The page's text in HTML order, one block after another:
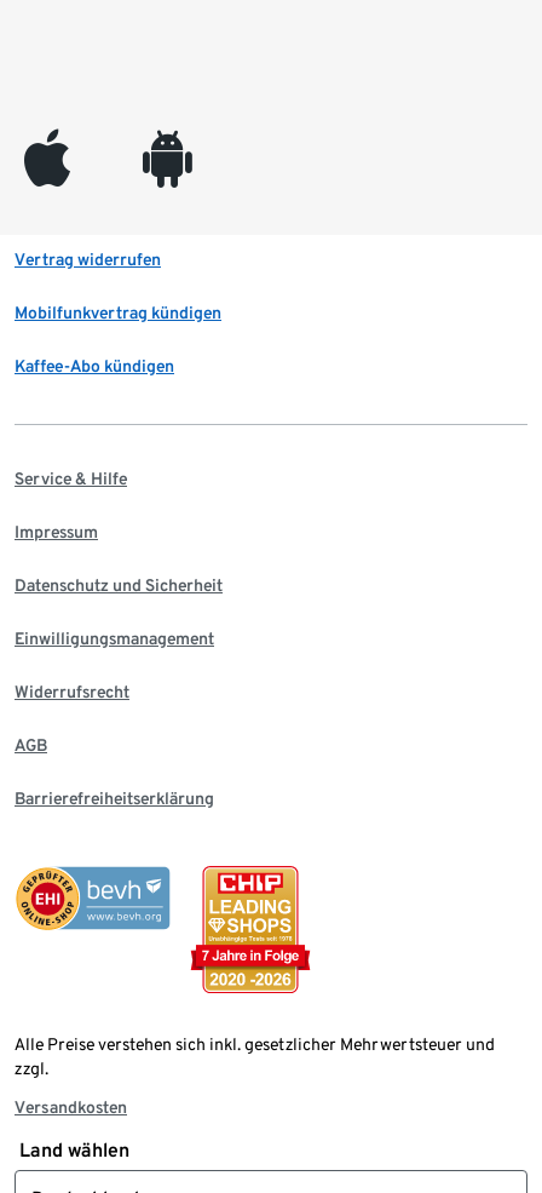
appleinc android
Vertrag widerrufen
Mobilfunkvertrag kündigen
Kaffee-Abo kündigen
Service & Hilfe
Impressum
Datenschutz und Sicherheit
Einwilligungsmanagement
Widerrufsrecht
AGB
Barrierefreiheitserklärung
Alle Preise verstehen sich inkl. gesetzlicher Mehrwertsteuer und
zzgl.
Versandkosten
Land wählen